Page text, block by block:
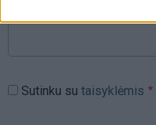
Sutinku su taisyklėmis